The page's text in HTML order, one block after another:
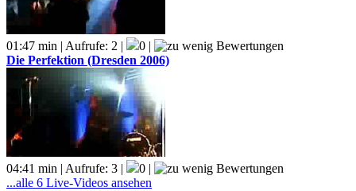
01:47 min | Aufrufe: 2 |
0 |
Die Perfektion (Dresden 2006)
04:41 min | Aufrufe: 3 |
0 |
...alle 6 Live-Videos ansehen